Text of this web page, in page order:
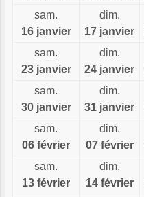
sam.
16 janvier
dim.
17 janvier
sam.
23 janvier
dim.
24 janvier
sam.
30 janvier
dim.
31 janvier
sam.
06 février
dim.
07 février
sam.
13 février
dim.
14 février